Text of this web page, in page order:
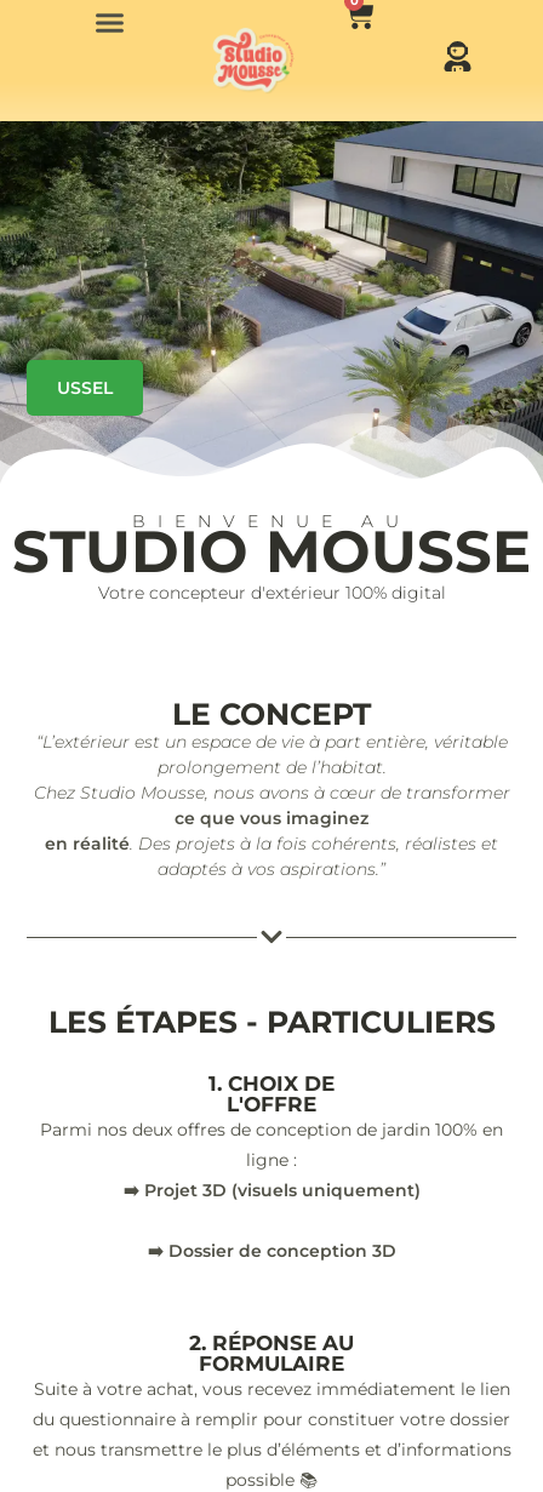
USSEL
BIENVENUE AU
STUDIO MOUSSE
Votre concepteur d'extérieur 100% digital
LE CONCEPT
“L’extérieur est un espace de vie à part entière, véritable
prolongement de l’habitat.
Chez Studio Mousse, nous avons à cœur de transformer
ce que vous imaginez
en réalité. Des projets à la fois cohérents, réalistes et
adaptés à vos aspirations.”
LES ÉTAPES - PARTICULIERS
1. CHOIX DE
L'OFFRE
Parmi nos deux offres de conception de jardin 100% en
ligne :
➡️ Projet 3D (visuels uniquement)
➡️ Dossier de conception 3D
2. RÉPONSE AU
FORMULAIRE
Suite à votre achat, vous recevez immédiatement le lien
du questionnaire à remplir pour constituer votre dossier
et nous transmettre le plus d’éléments et d’informations
possible 📚